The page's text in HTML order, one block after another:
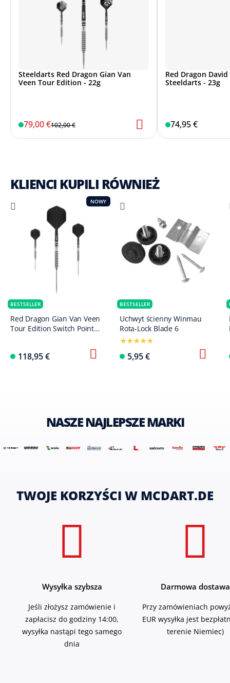
Steeldarts Red Dragon Gian Van
Veen Tour Edition - 22g
79,00 €102,00 €
Red Dragon
Steeldarts - 23g
74,95 €
KLIENCI KUPILI RÓWNIEŻ
NOWY
BESTSELLER
Red Dragon Gian Van Veen
Tour Edition Switch Point
118,95 €
BESTSELLER
Uchwyt ścienny Winmau
Rota-Lock Blade 6
5,95 €
NASZE NAJLEPSZE MARKI
TWOJE KORZYŚCI W MCDART.DE
Wysyłka szybsza
Jeśli złożysz zamówienie i
zapłacisz do godziny 14:00,
wysyłka nastąpi tego samego
dnia
Darmowa dostawa
Przy zamówieniach
EUR wysyłka jest
terenie Niemiec)